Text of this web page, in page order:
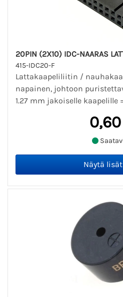
20PIN (2X10) IDC-NAARAS
415-IDC20-F
Lattakaapeliliitin /
napainen, johtoon
1.27 mm jakoiselle kaapelille